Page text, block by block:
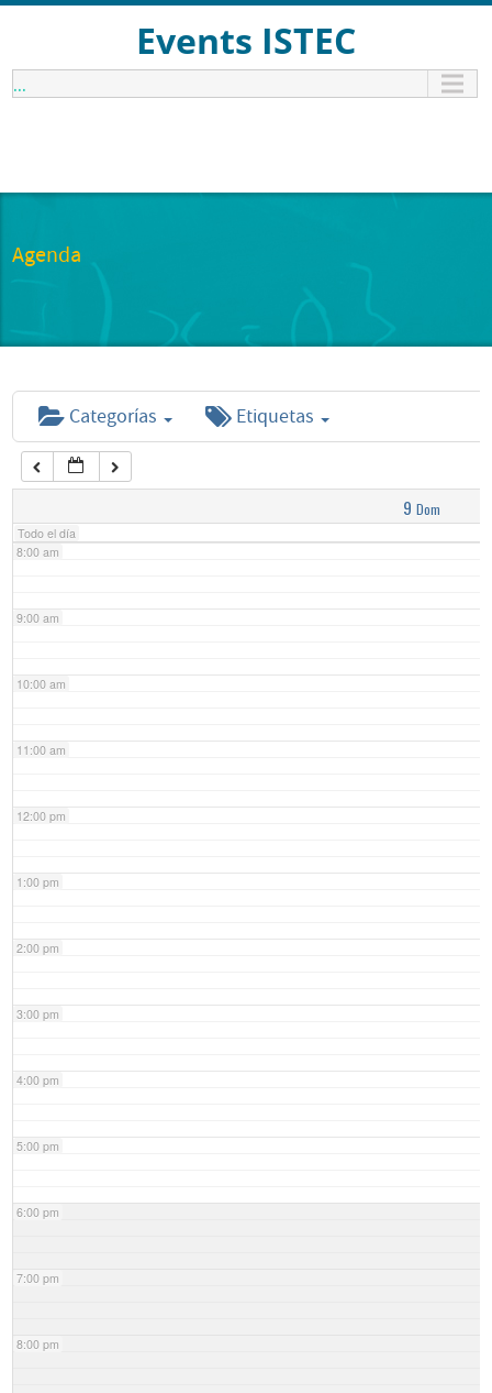
Events ISTEC
...
Agenda
Categorías Etiquetas
9 Dom
Todo el día
1:00 am
6:00 am
7:00 am
8:00 am
9:00 am
10:00 am
11:00 am
12:00 pm
1:00 pm
2:00 pm
3:00 pm
4:00 pm
5:00 pm
6:00 pm
7:00 pm
8:00 pm